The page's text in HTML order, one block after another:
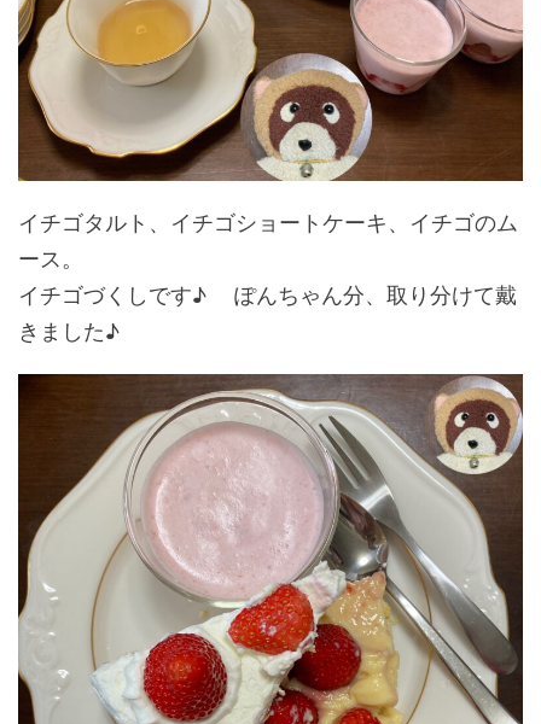
イチゴタルト、イチゴショートケーキ、イチゴのム
ース。
イチゴづくしです♪ ぽんちゃん分、取り分けて戴
きました♪